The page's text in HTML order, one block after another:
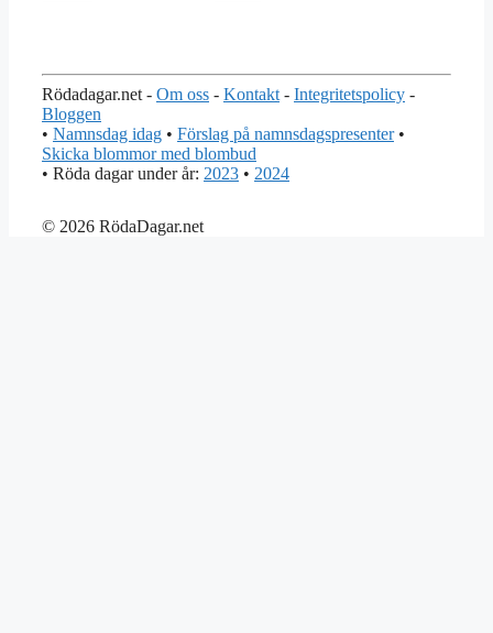
Rödadagar.net - Om oss - Kontakt- Integritetspolicy -
Bloggen
• Namnsdag idag • Förslag på namnsdagspresenter•
Skicka blommor med blombud
• Röda dagar under år: 2023 • 2024
© 2026 RödaDagar.net